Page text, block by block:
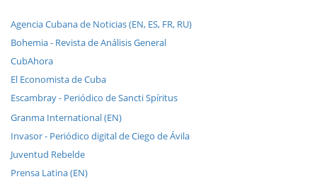
Agencia Cubana de Noticias (EN, ES, FR, RU)
Bohemia - Revista de Análisis General
CubAhora
El Economista de Cuba
Escambray - Periódico de Sancti Spíritus
Granma International (EN)
Invasor - Periódico digital de Ciego de Ávila
Juventud Rebelde
Prensa Latina (EN)